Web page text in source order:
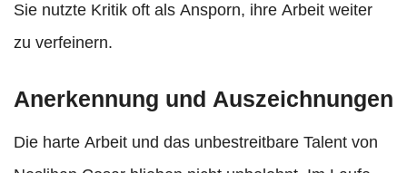
Sie nutzte Kritik oft als Ansporn, ihre Arbeit weiter
zu verfeinern.
Anerkennung und Auszeichnungen
Die harte Arbeit und das unbestreitbare Talent von